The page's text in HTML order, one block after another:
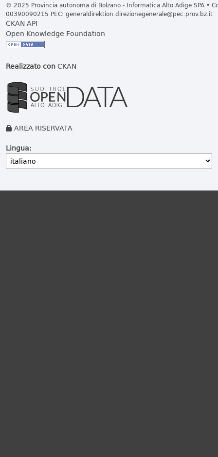
© 2025 Provincia autonoma di Bolzano - Informatica Alto Adige SPA •
00390090215 PEC: generaldirektion.direzionegenerale@pec.prov.bz.it
CKAN API
Open Knowledge Foundation
Realizzato conCKAN
AREA RISERVATA
Lingua